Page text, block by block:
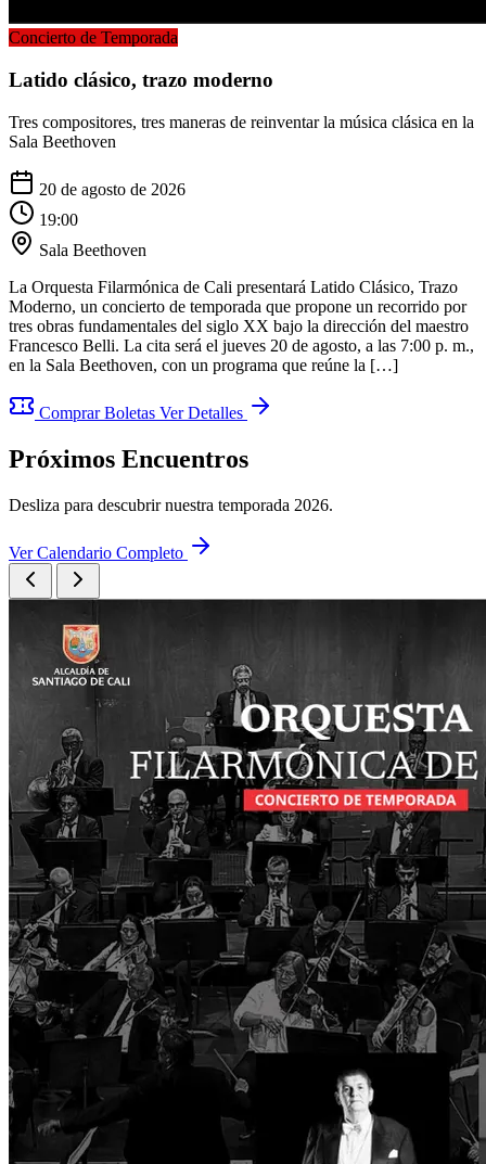
Concierto de Temporada
Latido clásico, trazo moderno
Tres compositores, tres maneras de reinventar la música clásica en la
Sala Beethoven
20 de agosto de 2026
19:00
Sala Beethoven
La Orquesta Filarmónica de Cali presentará Latido Clásico, Trazo
Moderno, un concierto de temporada que propone un recorrido por
tres obras fundamentales del siglo XX bajo la dirección del maestro
Francesco Belli. La cita será el jueves 20 de agosto, a las 7:00 p. m.,
en la Sala Beethoven, con un programa que reúne la […]
Comprar Boletas Ver Detalles
Próximos Encuentros
Desliza para descubrir nuestra temporada 2026.
Ver Calendario Completo